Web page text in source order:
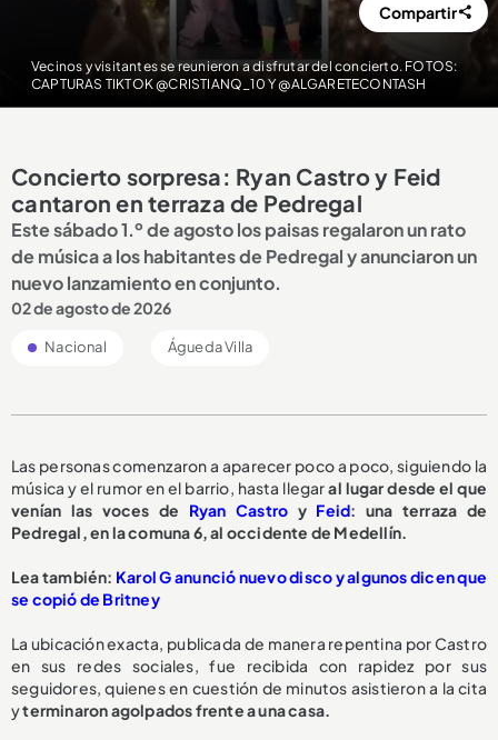
Vecinos y visitantes se reunieron a disfrutar del concierto. FOTOS:
CAPTURAS TIKTOK @CRISTIANQ_10 Y @ALGARETECONTASH
Compartir
Concierto sorpresa: Ryan Castro y Feid
cantaron en terraza de Pedregal
Este sábado 1.º de agosto los paisas regalaron un rato
de música a los habitantes de Pedregal y anunciaron un
nuevo lanzamiento en conjunto.
02 de agosto de 2026
Nacional Águeda Villa
Las personas comenzaron a aparecer poco a poco, siguiendo la
música y el rumor en el barrio, hasta llegaral lugar desde el que
venían las voces de Ryan Castro y Feid: una terraza de
Pedregal, en la comuna 6, al occidente de Medellín.
Lea también: Karol G anunció nuevo disco y algunos dicen que
se copió de Britney
La ubicación exacta, publicada de manera repentina por Castro
en sus redes sociales, fue recibida con rapidez por sus
seguidores, quienes en cuestión de minutos asistieron a la cita
yterminaron agolpados frente a una casa.